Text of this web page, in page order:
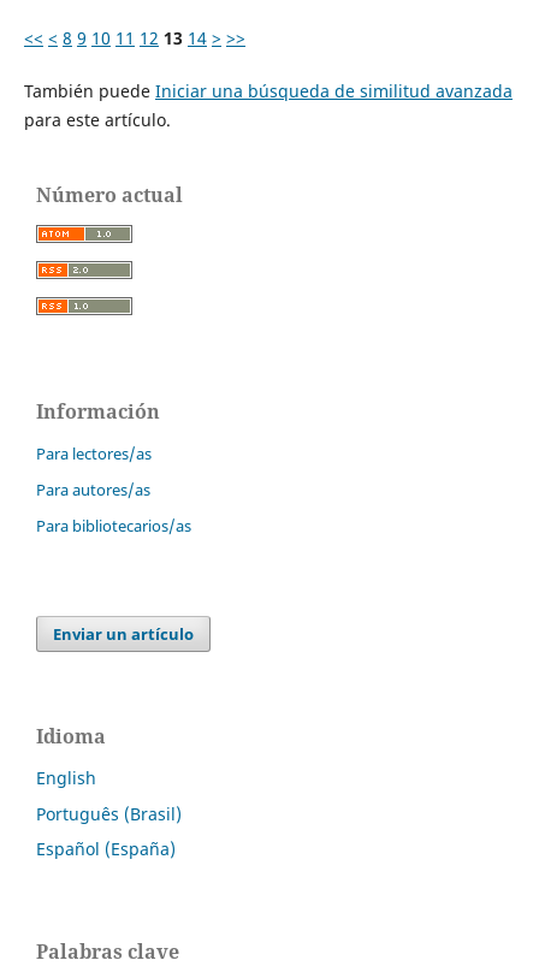
<< < 8 9 10 11 12 13 14 > >>
También puede Iniciar una búsqueda de similitud avanzada
para este artículo.
Número actual
Información
Para lectores/as
Para autores/as
Para bibliotecarios/as
Enviar un artículo
Idioma
English
Português (Brasil)
Español (España)
Palabras clave